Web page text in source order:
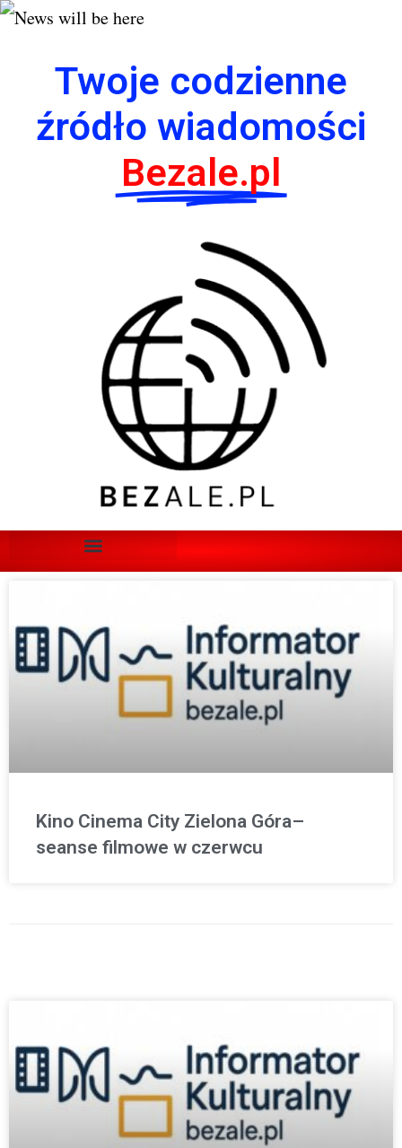
Twoje codzienne
źródło wiadomości
Bezale.pl
Kino Cinema City Zielona Góra–
seanse filmowe w czerwcu